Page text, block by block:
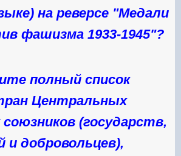
на реверсе "Медали
фашизма 1933-1945"?
полный список
Центральных
(государств,
и добровольцев),